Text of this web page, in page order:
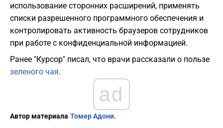
использование сторонних расширений, применять
списки разрешенного программного обеспечения и
контролировать активность браузеров сотрудников
при работе с конфиденциальной информацией.
Ранее "Курсор" писал, что врачи рассказали о пользе
зеленого чая.
ad
Автор материала Томер Адони.